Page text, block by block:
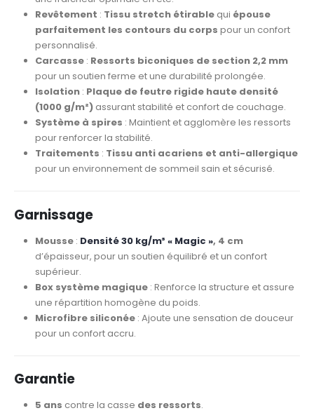
Revêtement : Tissu stretch étirablequi épouse
parfaitement les contours du corps pour un confort
personnalisé.
Carcasse: Ressorts biconiques de section 2,2 mm
pour un soutien ferme et une durabilité prolongée.
Isolation: Plaque de feutre rigide haute densité
(1000 g/m²)assurant stabilité et confort de couchage.
Système à spires : Maintient et agglomère les ressorts
pour renforcer la stabilité.
Traitements : Tissu anti acariens et anti-allergique
pour un environnement de sommeil sain et sécurisé.
Garnissage
Mousse: Densité 30 kg/m³ « Magic », 4 cm
d’épaisseur, pour un soutien équilibré et un confort
supérieur.
Box système magique: Renforce la structure et assure
une répartition homogène du poids.
Microfibre siliconée: Ajoute une sensation de douceur
pour un confort accru.
Garantie
5 ans contre la casse des ressorts.